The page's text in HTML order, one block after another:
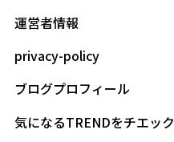
運営者情報
privacy-policy
ブログプロフィール
気になるTRENDをチエック